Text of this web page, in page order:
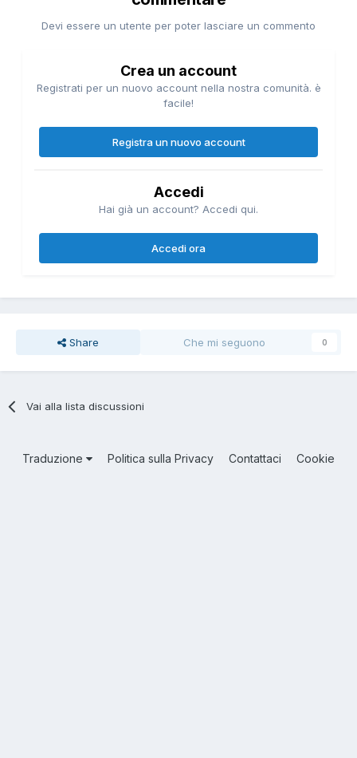
Devi essere un utente per poter lasciare un commento
Crea un account
Registrati per un nuovo account nella nostra comunità. è
facile!
Registra un nuovo account
Accedi
Hai già un account? Accedi qui.
Accedi ora
Share Che mi seguono 0
Vai alla lista discussioni
Traduzione Politica sulla Privacy Contattaci Cookie